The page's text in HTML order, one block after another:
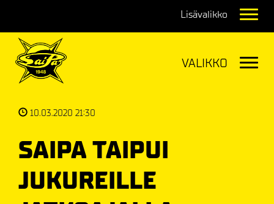
10.03.2020 21:30
SAIPA TAIPUI
JUKUREILLE